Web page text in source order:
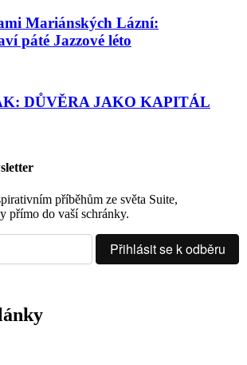
Mariánských Lázní:
páté Jazzové léto
DŮVĚRA JAKO KAPITÁL
příběhům ze světa Suite,
přímo do vaší schránky.